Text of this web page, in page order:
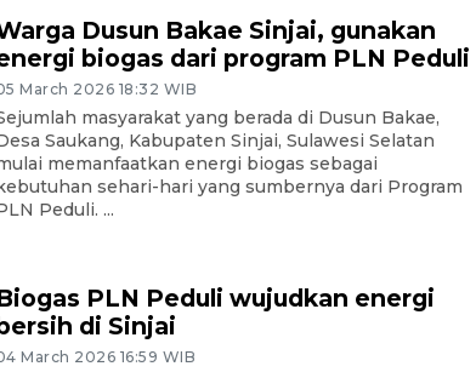
Dusun Bakae Sinjai, gunakan
biogas dari program PLN Peduli
March 2026 18:32 WIB
masyarakat yang berada di Dusun Bakae,
Saukang, Kabupaten Sinjai, Sulawesi Selatan
memanfaatkan energi biogas sebagai
sehari-hari yang sumbernya dari Program
Peduli. ...
PLN Peduli wujudkan energi
di Sinjai
March 2026 16:59 WIB